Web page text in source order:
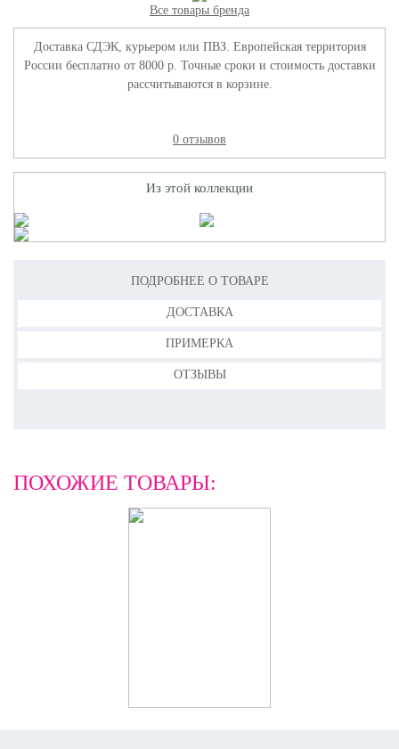
Все товары бренда
Доставка СДЭК, курьером или ПВЗ. Европейская территория
России бесплатно от 8000 р. Точные сроки и стоимость доставки
рассчитываются в корзине.
0 отзывов
Из этой коллекции
ПОДРОБНЕЕ О ТОВАРЕ
ДОСТАВКА
ПРИМЕРКА
ОТЗЫВЫ
ПОХОЖИЕ ТОВАРЫ: